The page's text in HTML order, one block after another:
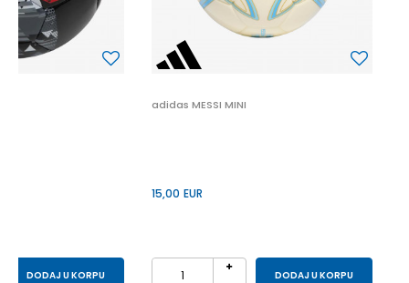
DODAJ U KORPU
adidas MESSI MINI
15,00 EUR
DODAJ U KORPU